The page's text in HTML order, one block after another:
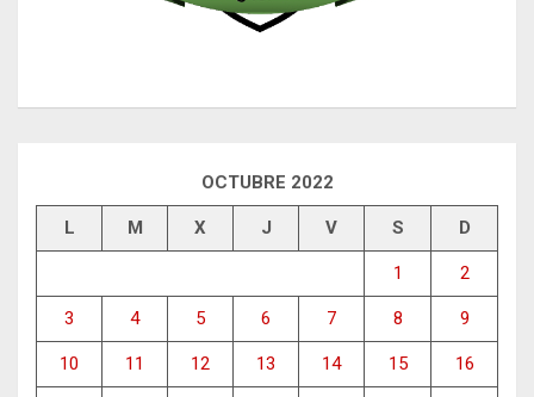
OCTUBRE 2022
L M X J V S D
1 2
3 4 5 6 7 8 9
10 11 12 13 14 15 16